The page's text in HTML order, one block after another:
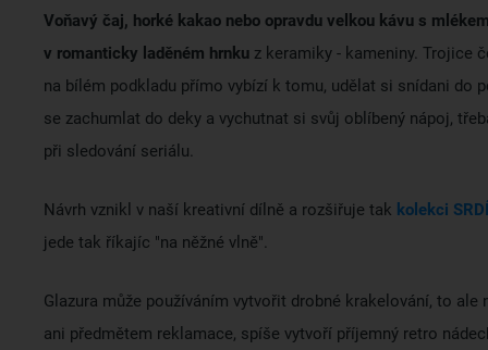
Voňavý čaj, horké kakao nebo opravdu velkou kávu s
v romanticky laděném hrnku z keramiky - kameniny. Trojice
na bílém podkladu přímo vybízí k tomu, udělat si snídani do
se zachumlat do deky a vychutnat si svůj oblíbený nápoj,
při sledování seriálu.
Návrh vznikl v naší kreativní dílně a rozšiřuje tak kolekci
jede tak říkajíc "na něžné vlně".
Glazura může používáním vytvořit drobné krakelování, to ale
ani předmětem reklamace, spíše vytvoří příjemný retro